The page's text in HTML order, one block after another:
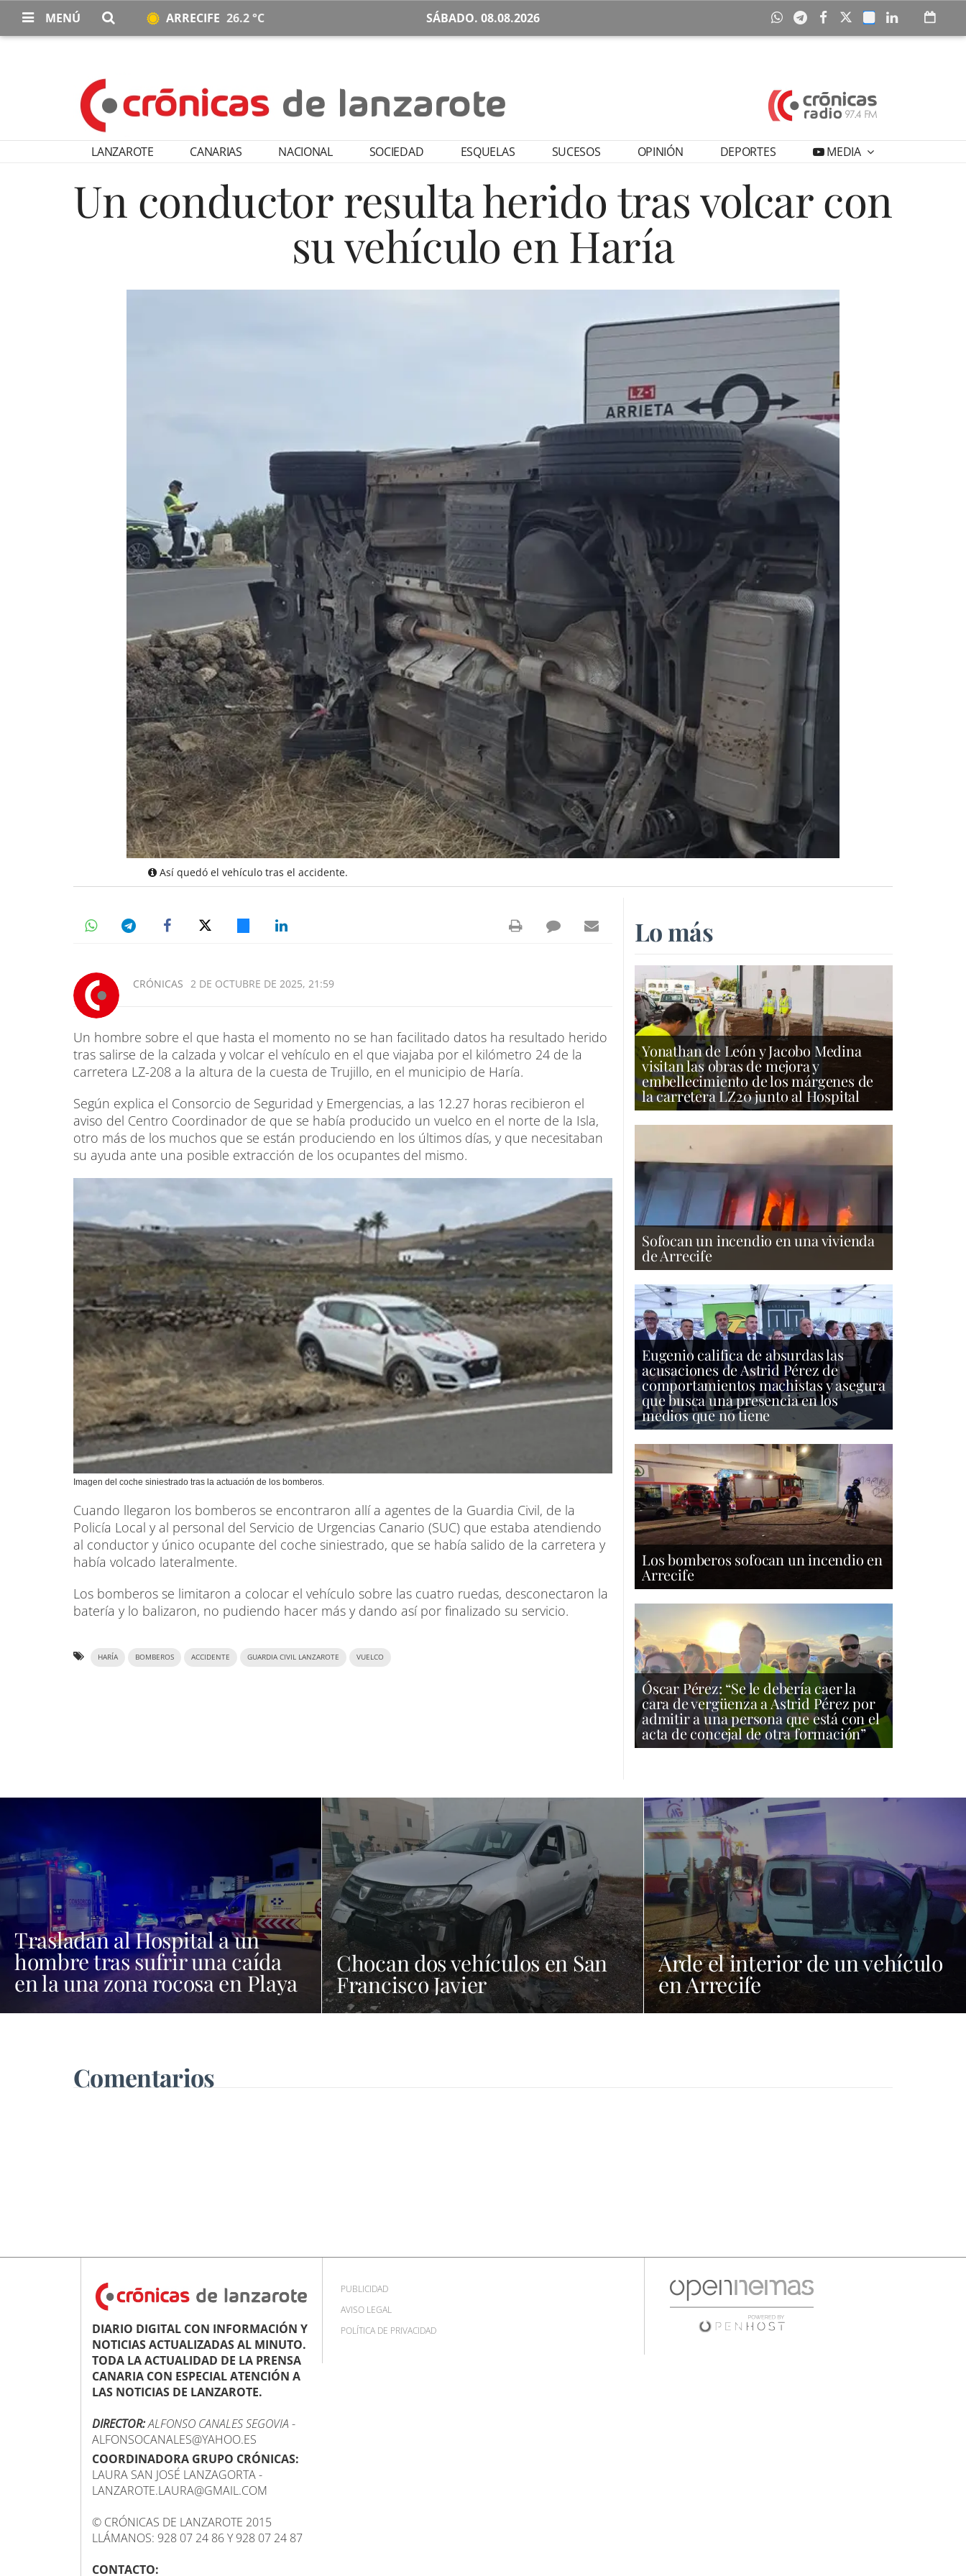
MENÚ ARRECIFE 26.2 °C SÁBADO. 08.08.2026
LANZAROTE CANARIAS NACIONAL SOCIEDAD ESQUELAS SUCESOS OPINIÓN DEPORTES MEDIA
Un conductor resulta herido tras volcar con
su vehículo en Haría
Así quedó el vehículo tras el accidente.
CRÓNICAS 2 DE OCTUBRE DE 2025, 21:59
Un hombre sobre el que hasta el momento no se han facilitado datos ha resultado herido
tras salirse de la calzada y volcar el vehículo en el que viajaba por el kilómetro 24 de la
carretera LZ-208 a la altura de la cuesta de Trujillo, en el municipio de Haría.
Según explica el Consorcio de Seguridad y Emergencias, a las 12.27 horas recibieron el
aviso del Centro Coordinador de que se había producido un vuelco en el norte de la Isla,
otro más de los muchos que se están produciendo en los últimos días, y que necesitaban
su ayuda ante una posible extracción de los ocupantes del mismo.
Imagen del coche siniestrado tras la actuación de los bomberos.
Cuando llegaron los bomberos se encontraron allí a agentes de la Guardia Civil, de la
Policía Local y al personal del Servicio de Urgencias Canario (SUC) que estaba atendiendo
al conductor y único ocupante del coche siniestrado, que se había salido de la carretera y
había volcado lateralmente.
Los bomberos se limitaron a colocar el vehículo sobre las cuatro ruedas, desconectaron la
batería y lo balizaron, no pudiendo hacer más y dando así por finalizado su servicio.
HARÍA BOMBEROS ACCIDENTE GUARDIA CIVIL LANZAROTE VUELCO
Lo más
Yonathan de León y Jacobo Medina
visitan las obras de mejora y
embellecimiento de los márgenes de
la carretera LZ20 junto al Hospital
Sofocan un incendio en una vivienda
de Arrecife
Eugenio califica de absurdas las
acusaciones de Astrid Pérez de
comportamientos machistas y asegura
que busca una presencia en los
medios que no tiene
Los bomberos sofocan un incendio en
Arrecife
Óscar Pérez: “Se le debería caer la
cara de vergüenza a Astrid Pérez por
admitir a una persona que está con el
acta de concejal de otra formación”
Trasladan al Hospital a un
hombre tras sufrir una caída
en la una zona rocosa en Playa
Chocan dos vehículos en San
Francisco Javier
Arde el interior de un vehículo
en Arrecife
Comentarios
DIARIO DIGITAL CON INFORMACIÓN Y
NOTICIAS ACTUALIZADAS AL MINUTO.
TODA LA ACTUALIDAD DE LA PRENSA
CANARIA CON ESPECIAL ATENCIÓN A
LAS NOTICIAS DE LANZAROTE.
DIRECTOR:ALFONSO CANALES SEGOVIA -
ALFONSOCANALES@YAHOO.ES
COORDINADORA GRUPO CRÓNICAS:
LAURA SAN JOSÉ LANZAGORTA -
LANZAROTE.LAURA@GMAIL.COM
© CRÓNICAS DE LANZAROTE 2015
LLÁMANOS: 928 07 24 86 Y 928 07 24 87
CONTACTO:
PUBLICIDAD
AVISO LEGAL
POLÍTICA DE PRIVACIDAD